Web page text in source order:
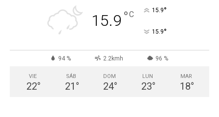
15.9 °C 15.9°
15.9°
94 % 2.2kmh 96 %
VIE
22°
SÁB
21 °
DOM
24°
LUN
23°
MAR
18°